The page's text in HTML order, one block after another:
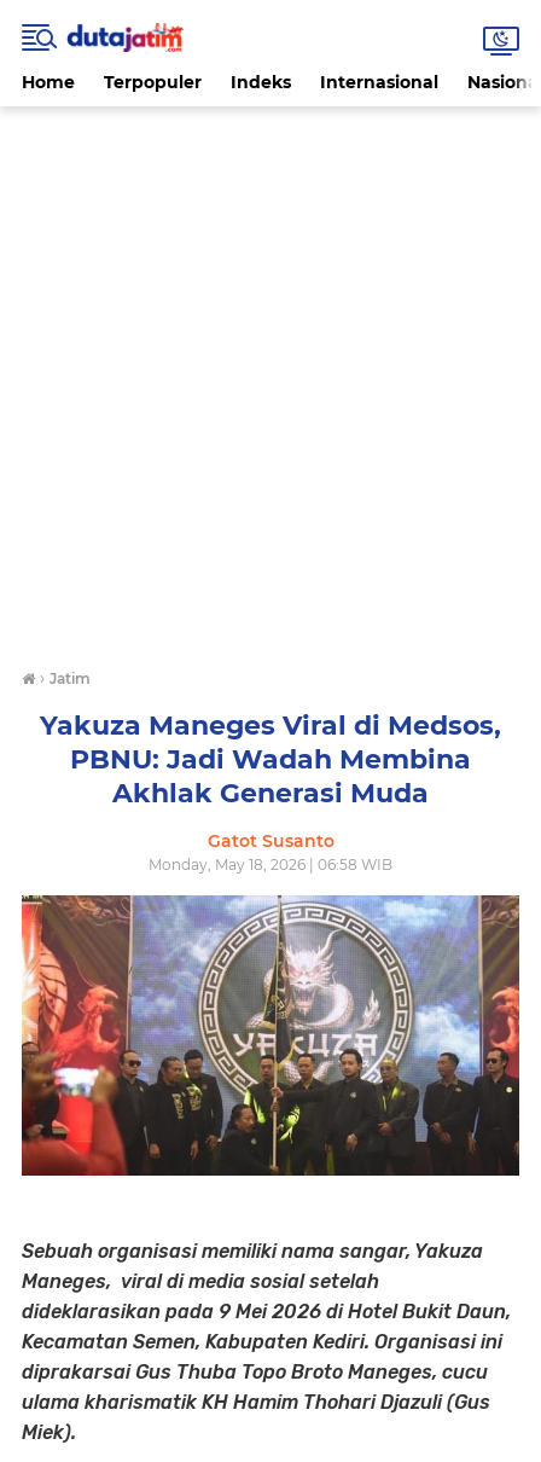
Home Terpopuler Indeks Internasional
› Jatim
Yakuza Maneges Viral di Medsos,
PBNU: Jadi Wadah Membina
Akhlak Generasi Muda
Gatot Susanto
Monday, May 18, 2026 | 06:58 WIB
Sebuah organisasi memiliki nama sangar, Yakuza
Maneges, viral di media sosial setelah
dideklarasikan pada 9 Mei 2026 di Hotel Bukit Daun,
Kecamatan Semen, Kabupaten Kediri. Organisasi ini
diprakarsai Gus Thuba Topo Broto Maneges, cucu
ulama kharismatik KH Hamim Thohari Djazuli (Gus
Miek).